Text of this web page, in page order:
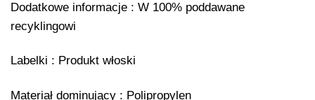
Dodatkowe informacje : W 100% poddawane
recyklingowi
Labelki : Produkt włoski
Materiał dominujący : Polipropylen